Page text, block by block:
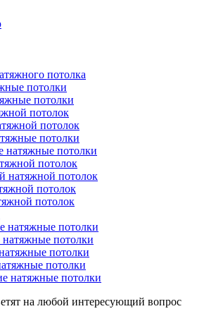
потолка
потолки
потолки
потолок
потолок
потолки
натяжные потолки
потолок
натяжной потолок
потолок
потолок
натяжные потолки
натяжные потолки
потолки
потолки
натяжные потолки
на любой интересующий вопрос